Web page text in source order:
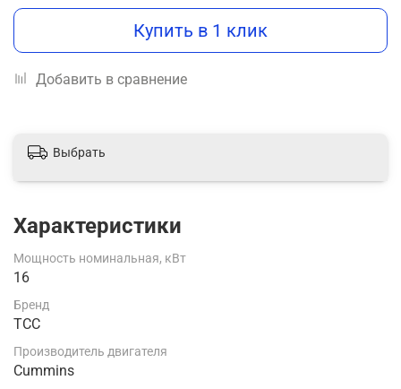
Купить в 1 клик
Добавить в сравнение
Выбрать
Характеристики
Мощность номинальная, кВт
16
Бренд
ТСС
Производитель двигателя
Cummins